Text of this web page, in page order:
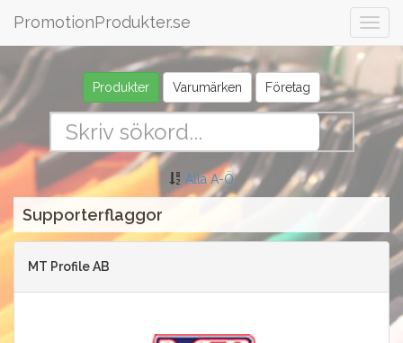
PromotionProdukter.se
Produkter Varumärken Företag
Alla A-Ö
Supporterflaggor
MT Profile AB